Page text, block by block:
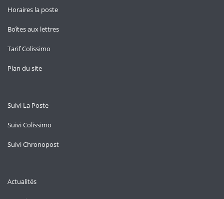
Horaires la poste
Boîtes aux lettres
Tarif Colissimo
Plan du site
Suivi La Poste
Suivi Colissimo
Suivi Chronopost
Actualités